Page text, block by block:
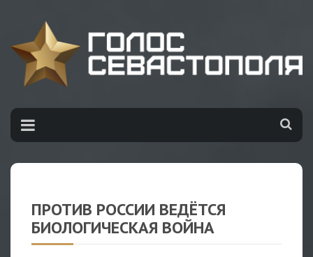
ПРОТИВ РОССИИ ВЕДЁТСЯ
БИОЛОГИЧЕСКАЯ ВОЙНА